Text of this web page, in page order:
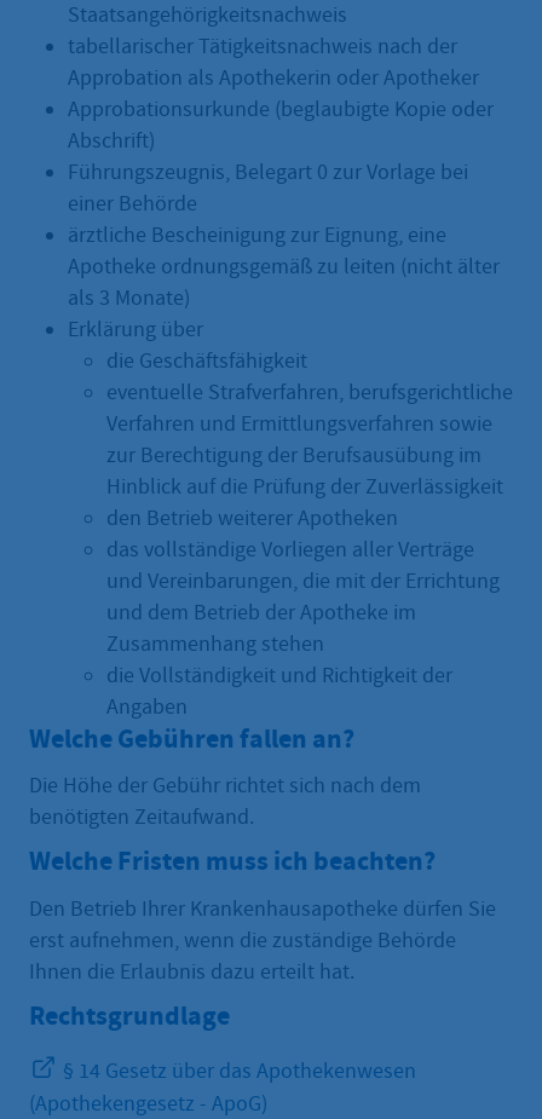
Staatsangehörigkeitsnachweis
tabellarischer Tätigkeitsnachweis nach der
Approbation als Apothekerin oder Apotheker
Approbationsurkunde (beglaubigte Kopie oder
Abschrift)
Führungszeugnis, Belegart 0 zur Vorlage bei
einer Behörde
ärztliche Bescheinigung zur Eignung, eine
Apotheke ordnungsgemäß zu leiten (nicht älter
als 3 Monate)
Erklärung über
die Geschäftsfähigkeit
eventuelle Strafverfahren, berufsgerichtliche
Verfahren und Ermittlungsverfahren sowie
zur Berechtigung der Berufsausübung im
Hinblick auf die Prüfung der Zuverlässigkeit
den Betrieb weiterer Apotheken
das vollständige Vorliegen aller Verträge
und Vereinbarungen, die mit der Errichtung
und dem Betrieb der Apotheke im
Zusammenhang stehen
die Vollständigkeit und Richtigkeit der
Angaben
Welche Gebühren fallen an?
Die Höhe der Gebühr richtet sich nach dem
benötigten Zeitaufwand.
Welche Fristen muss ich beachten?
Den Betrieb Ihrer Krankenhausapotheke dürfen Sie
erst aufnehmen, wenn die zuständige Behörde
Ihnen die Erlaubnis dazu erteilt hat.
Rechtsgrundlage
§ 14 Gesetz über das Apothekenwesen
(Apothekengesetz - ApoG)